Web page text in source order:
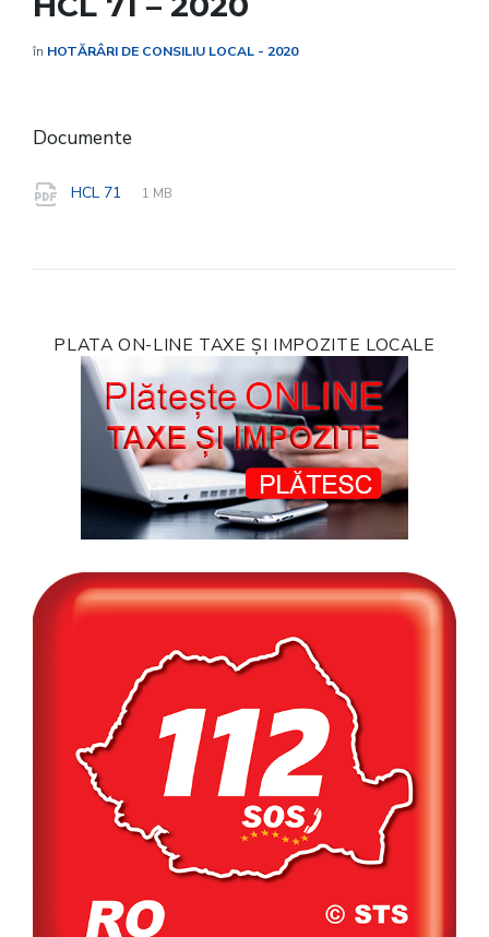
în HOTĂRÂRI DE CONSILIU LOCAL - 2020
Documente
HCL 71
File
pdf
File
1 MB
PLATA ON-LINE TAXE ȘI IMPOZITE LOCALE